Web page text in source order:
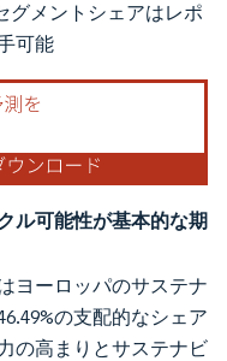
4.0の表示が必要です。
グメントシェアはレポ
可能
ル可能性が基本的な期
ヨーロッパのサステナ
の支配的なシェア
の高まりとサステナビ